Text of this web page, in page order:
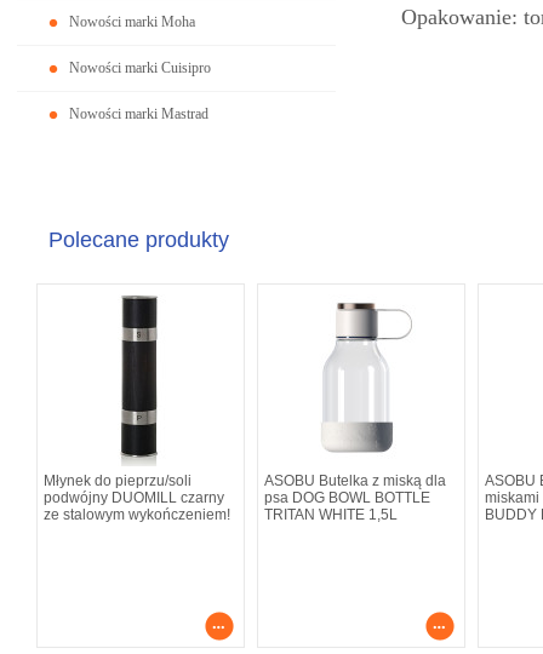
Nowości marki Moha
Nowości marki Cuisipro
Nowości marki Mastrad
Opakowanie:
Polecane produkty
Młynek do pieprzu/soli
podwójny DUOMILL czarny
ze stalowym wykończeniem!
ASOBU Butelka z miską dla
psa DOG BOWL BOTTLE
TRITAN WHITE 1,5L
ASOBU
miskami
BUDDY